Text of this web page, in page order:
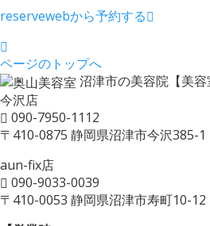
reservewebから予約する
ページのトップへ
沼津市の美容院【美容
今沢店
090-7950-1112
〒410-0875 静岡県沼津市今沢385-1
aun-fix店
090-9033-0039
〒410-0053 静岡県沼津市寿町10-12